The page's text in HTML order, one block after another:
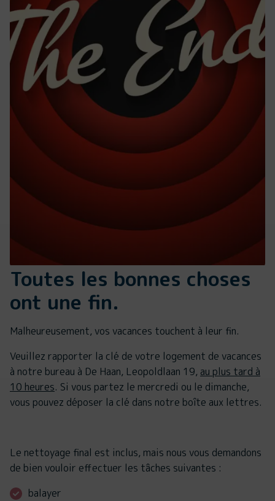
Toutes les bonnes choses
ont une fin.
Malheureusement, vos vacances touchent à leur fin.
Veuillez rapporter la clé de votre logement de vacances
à notre bureau à De Haan, Leopoldlaan 19, au plus tard à
10 heures. Si vous partez le mercredi ou le dimanche,
vous pouvez déposer la clé dans notre boîte aux lettres.
Le nettoyage final est inclus, mais nous vous demandons
de bien vouloir effectuer les tâches suivantes :
balayer